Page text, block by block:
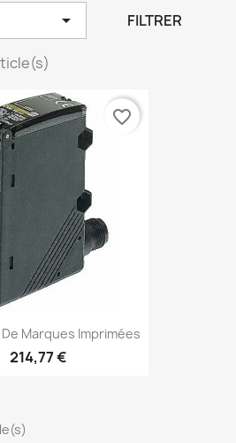
 FILTRER
Marques Imprimées
214,77 €
favorite_border